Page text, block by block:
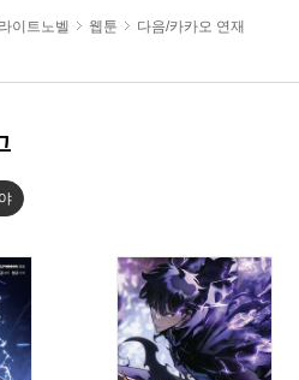
이트노벨 웹툰 다음/카카오 연재